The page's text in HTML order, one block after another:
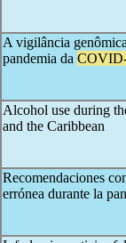
A vigilância
pandemia da
Alcohol use during
and the Caribbean
Recomendaciones
errónea durante la